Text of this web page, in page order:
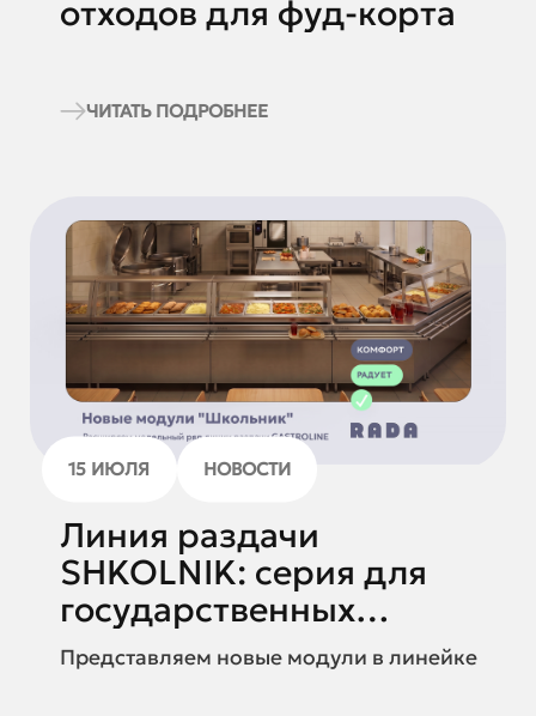
отходов для фуд-корта
ЧИТАТЬ ПОДРОБНЕЕ
15 ИЮЛЯ НОВОСТИ
Линия раздачи
SHKOLNIK: серия для
государственных
учреждений со скидкой
10%
Представляем новые модули в линейке